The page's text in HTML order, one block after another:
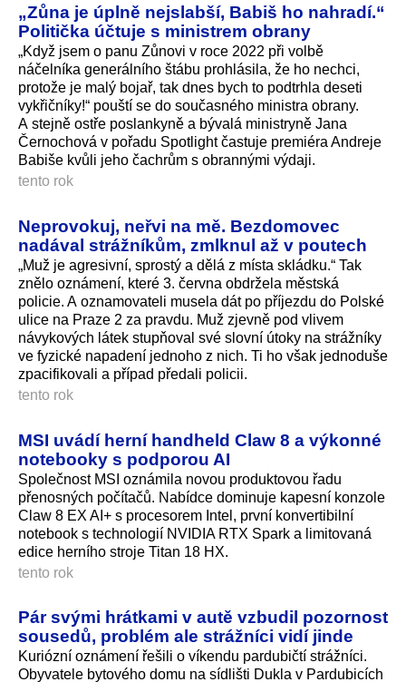
„Zůna je úplně nejslabší, Babiš ho nahradí.“
Politička účtuje s ministrem obrany
„Když jsem o panu Zůnovi v roce 2022 při volbě
náčelníka generálního štábu prohlásila, že ho nechci,
protože je malý bojař, tak dnes bych to podtrhla deseti
vykřičníky!“ pouští se do současného ministra obrany.
A stejně ostře poslankyně a bývalá ministryně Jana
Černochová v pořadu Spotlight častuje premiéra Andreje
Babiše kvůli jeho čachrům s obrannými výdaji.
tento rok
Neprovokuj, neřvi na mě. Bezdomovec
nadával strážníkům, zmlknul až v poutech
„Muž je agresivní, sprostý a dělá z místa skládku.“ Tak
znělo oznámení, které 3. června obdržela městská
policie. A oznamovateli musela dát po příjezdu do Polské
ulice na Praze 2 za pravdu. Muž zjevně pod vlivem
návykových látek stupňoval své slovní útoky na strážníky
ve fyzické napadení jednoho z nich. Ti ho však jednoduše
zpacifikovali a případ předali policii.
tento rok
MSI uvádí herní handheld Claw 8 a výkonné
notebooky s podporou AI
Společnost MSI oznámila novou produktovou řadu
přenosných počítačů. Nabídce dominuje kapesní konzole
Claw 8 EX AI+ s procesorem Intel, první konvertibilní
notebook s technologií NVIDIA RTX Spark a limitovaná
edice herního stroje Titan 18 HX.
tento rok
Pár svými hrátkami v autě vzbudil pozornost
sousedů, problém ale strážníci vidí jinde
Kuriózní oznámení řešili o víkendu pardubičtí strážníci.
Obyvatele bytového domu na sídlišti Dukla v Pardubicích